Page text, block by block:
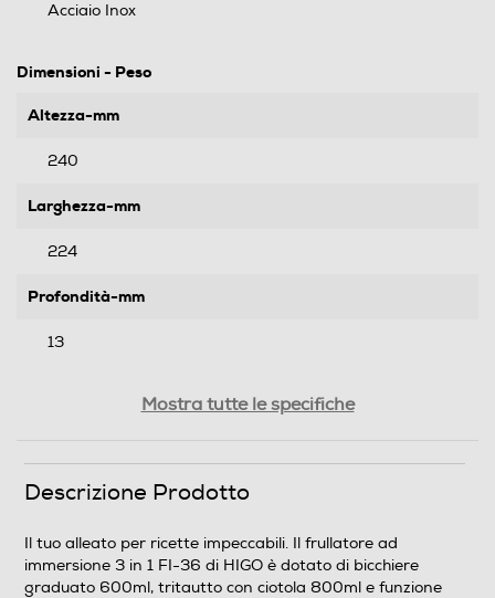
Acciaio Inox
Dimensioni - Peso
Altezza-mm
240
Larghezza-mm
224
Profondità-mm
13
Prestazioni
Potenza max-W
1200
Mostra tutte le specifiche
Descrizione Prodotto
Il tuo alleato per ricette impeccabili. Il frullatore ad
immersione 3 in 1 FI-36 di HIGO è dotato di bicchiere
graduato 600ml, tritautto con ciotola 800ml e funzione